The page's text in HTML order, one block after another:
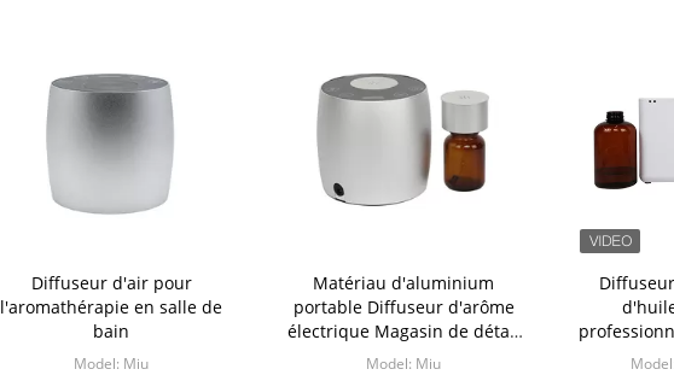
Diffuseur d'air pour
l'aromathérapie en salle de
bain
Model: Miu
Matériau d'aluminium
portable Diffuseur d'arôme
électrique Magasin de détail
Marketing d'arôme
Model: Miu
800